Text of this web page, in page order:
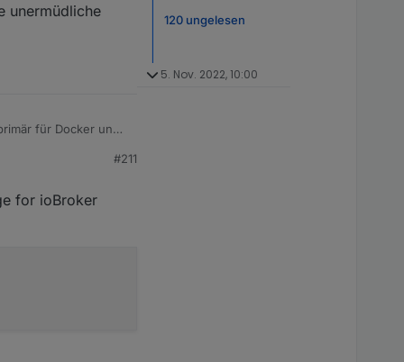
unermüdliche
für Docker und
#211
for ioBroker
120 ungelesen
5. Nov. 2022, 10:00